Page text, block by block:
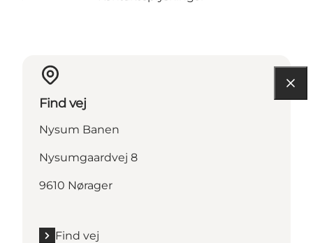
Find vej
Nysum Banen
Nysumgaardvej 8
9610 Nørager
Find vej